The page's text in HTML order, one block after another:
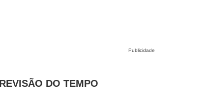
Publicidade
DO TEMPO